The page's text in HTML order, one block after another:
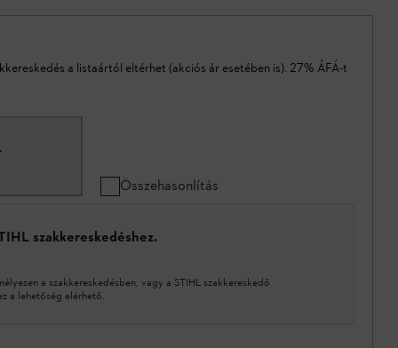
a listaártól eltérhet (akciós ár esetében is). 27% ÁFÁ-t
Összehasonlítás
szakkereskedéshez.
a szakkereskedésben, vagy a STIHL szakkereskedő
a lehetőség elérhető.